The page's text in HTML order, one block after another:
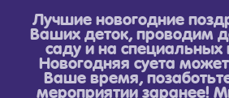
Лучшие новогодние
Ваших деток, проводим
саду и на
Новогодняя суета
Ваше время,
мероприятии заранее!